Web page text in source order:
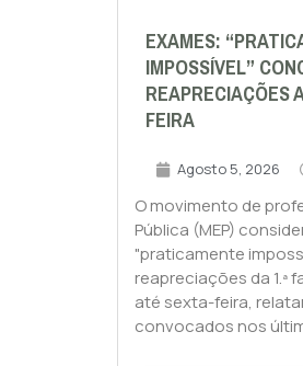
EXAMES:
IMPOSSÍVEL”
REAPRECIAÇÕES
FEIRA
Agosto 5, 2026
O movimento de
Pública (MEP)
"praticamente
reapreciações da 1.ª
até sexta-feira,
convocados nos